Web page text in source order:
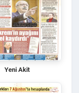
Yeni Akit